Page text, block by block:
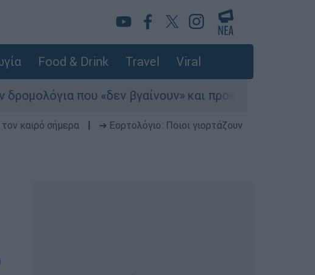
Food & Drink Travel Viral
«δεν βγαίνουν» και προειδοποιούν για κινδύνους
καιρό σήμερα
➔ Εορτολόγιο: Ποιοι γιορτάζουν